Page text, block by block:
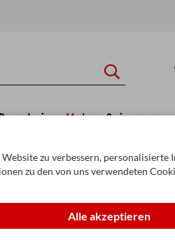
Mehr Saisonen
zu verbessern, personalisierte
zu den von uns verwendeten
Alle akzeptieren